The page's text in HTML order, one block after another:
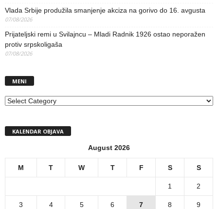
Vlada Srbije produžila smanjenje akciza na gorivo do 16. avgusta
07/08/2026
Prijateljski remi u Svilajncu – Mladi Radnik 1926 ostao neporažen
protiv srpskoligaša
07/08/2026
MENI
MENI
KALENDAR OBJAVA
August 2026
M T W T F S S
1 2
3 4 5 6 7 8 9